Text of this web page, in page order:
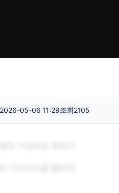
2026-05-06 11:29조회2105